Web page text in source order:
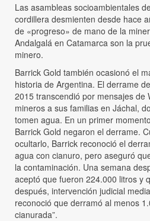
Las asambleas socioambientales
cordillera desmienten desde hace
de «progreso» de mano de la
Andalgalá en Catamarca son la
minero.
Barrick Gold también ocasionó el
historia de Argentina. El derrame
2015 transcendió por mensajes de
mineros a sus familias en Jáchal,
tomen agua. En un primer
Barrick Gold negaron el derrame.
ocultarlo, Barrick reconoció el
agua con cianuro, pero aseguró
la contaminación. Una semana
aceptó que fueron 224.000 litros y
después, intervención judicial
reconoció que derramó al menos
cianurada”.